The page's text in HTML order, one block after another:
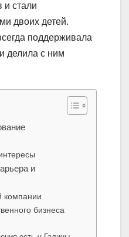
и стали
двоих детей.
поддерживала
делила с ним
и
компании
бизнеса